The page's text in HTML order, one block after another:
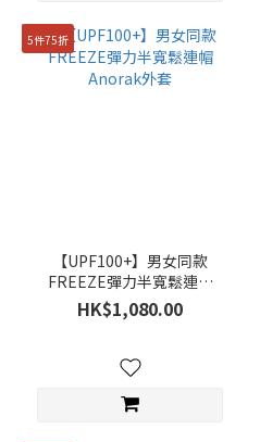
5件75折
【UPF100+】男女同款
FREEZE彈力半寬鬆連帽
Anorak外套
HK$1,080.00